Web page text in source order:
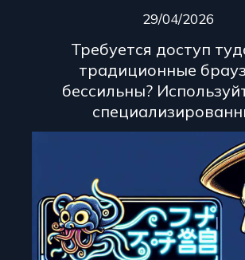
29/04/2026
Требуется доступ
традиционные
бессильны?